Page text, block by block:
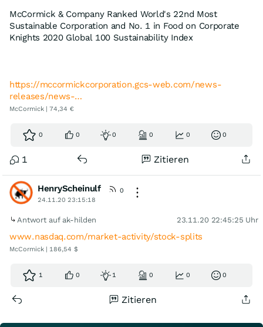
McCormick & Company Ranked World's 22nd Most
Sustainable Corporation and No. 1 in Food on Corporate
Knights 2020 Global 100 Sustainability Index
https://mccormickcorporation.gcs-web.com/news-
releases/news-…
McCormick | 74,34 €
0 0 0 0 0 0
1 Zitieren
HenryScheinulf
0
24.11.20 23:15:18
Antwort auf ak-hilden 23.11.20 22:45:25 Uhr
www.nasdaq.com/market-activity/stock-splits
McCormick | 186,54 $
1 0 1 0 0 0
Zitieren